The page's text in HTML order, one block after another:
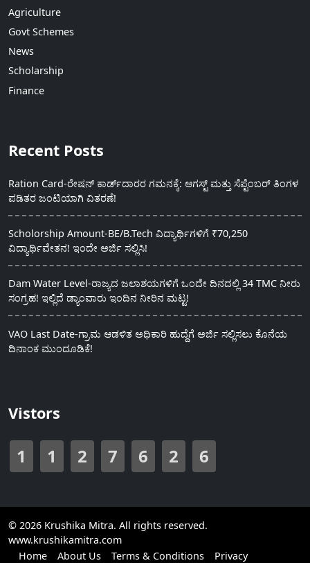
Agriculture
Govt Schemes
News
Scholarship
Finance
Recent Posts
Ration Card-ರೇಷನ್ ಕಾರ್ಡ್‍ದಾರರ ಗಮನಕ್ಕೆ: ಆಗಸ್ಟ್ ಮತ್ತು ಸೆಪ್ಟೆಂಬರ್ ತಿಂಗಳ
ಪಡಿತರ ಜಂಟಿಯಾಗಿ ವಿತರಣೆ!
Scholorship Amount-BE/B.Tech ವಿದ್ಯಾರ್ಥಿಗಳಿಗೆ ₹70,250
ವಿದ್ಯಾರ್ಥಿವೇತನ! ಇಂದೇ ಅರ್ಜಿ ಸಲ್ಲಿಸಿ!
Dam Water Level-ರಾಜ್ಯದ ಜಲಾಶಯಗಳಿಗೆ ಒಂದೇ ದಿನದಲ್ಲಿ 34 TMC ನೀರು
ಸಂಗ್ರಹ! ಇಲ್ಲಿದೆ ಡ್ಯಾಂವಾರು ಇಂದಿನ ನೀರಿನ ಮಟ್ಟ!
VAO Last Date-ಗ್ರಾಮ ಆಡಳಿತ ಅಧಿಕಾರಿ ಹುದ್ದೆಗೆ ಅರ್ಜಿ ಸಲ್ಲಿಸಲು ಕೊನೆಯ
ದಿನಾಂಕ ಮುಂದೂಡಿಕೆ!
Vistors
1 1 2 7 6 2 6
© 2026 Krushika Mitra. All rights reserved.
www.krushikamitra.com
Home
About Us Terms & Conditions Privacy